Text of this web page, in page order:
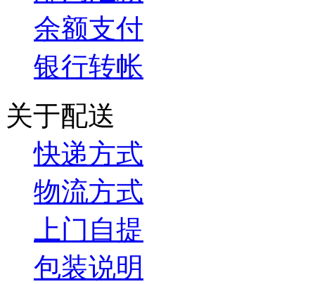
余额支付
银行转帐
关于配送
快递方式
物流方式
上门自提
包装说明